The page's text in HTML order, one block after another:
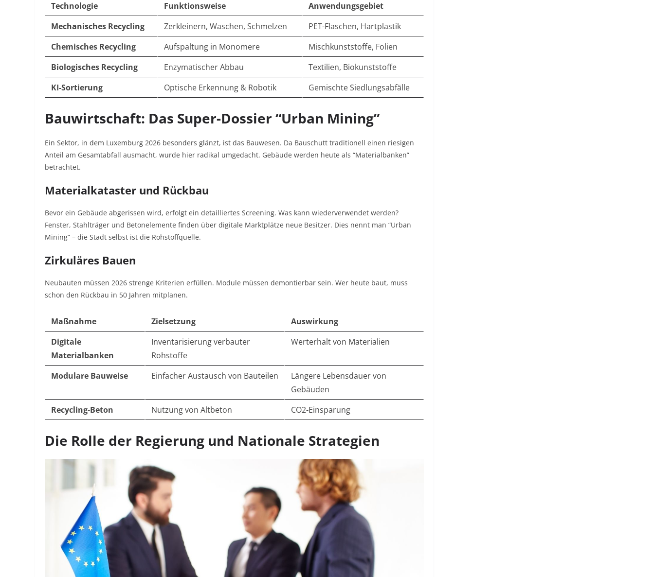
Technologie Funktionsweise
Anwendungsgebiet
Mechanisches Recycling
Zerkleinern, Waschen, Schmelzen
PET-Flaschen, Hartplastik
Chemisches Recycling
Aufspaltung in Monomere
Mischkunststoffe, Folien
Biologisches Recycling
Enzymatischer Abbau
Textilien, Biokunststoffe
KI-Sortierung
Optische Erkennung & Robotik Gemischte Siedlungsabfälle
Bauwirtschaft: Das Super-Dossier “Urban Mining”
Ein Sektor, in dem Luxemburg 2026 besonders glänzt, ist das Bauwesen. Da Bauschutt traditionell einen riesigen
Anteil am Gesamtabfall ausmacht, wurde hier radikal umgedacht. Gebäude werden heute als “Materialbanken”
betrachtet.
Materialkataster und Rückbau
Bevor ein Gebäude abgerissen wird, erfolgt ein detailliertes Screening. Was kann wiederverwendet werden?
Fenster, Stahlträger und Betonelemente finden über digitale Marktplätze neue Besitzer. Dies nennt man “Urban
Mining” – die Stadt selbst ist die Rohstoffquelle.
Zirkuläres Bauen
Neubauten müssen 2026 strenge Kriterien erfüllen. Module müssen demontierbar sein. Wer heute baut, muss
schon den Rückbau in 50 Jahren mitplanen.
Maßnahme Zielsetzung
Auswirkung
Digitale
Materialbanken
Inventarisierung verbauter
Rohstoffe
Werterhalt von Materialien
Modulare Bauweise Einfacher Austausch von Bauteilen
Längere Lebensdauer von
Gebäuden
Recycling-Beton
Nutzung von Altbeton CO2-Einsparung
Die Rolle der Regierung und Nationale Strategien